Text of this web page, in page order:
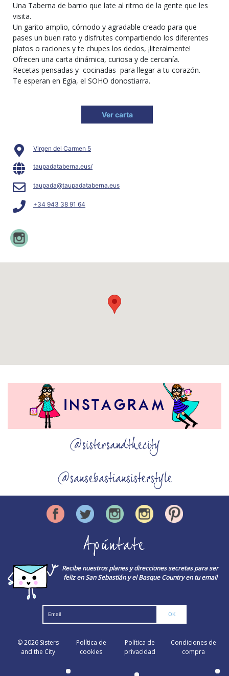
Una Taberna de barrio que late al ritmo de la gente que les
visita.
Un garito amplio, cómodo y agradable creado para que
pases un buen rato y disfrutes compartiendo los diferentes
platos o raciones y te chupes los dedos, ¡literalmente!
Ofrecen una carta dinámica, curiosa y de cercanía.
Recetas pensadas y cocinadas para llegar a tu corazón.
Te esperan en Egia, el SOHO donostiarra.
Ver carta
Virgen del Carmen 5
taupadataberna.eus/
taupada@taupadataberna.eus
+34 943 38 91 64
@sistersandthecity
@sansebastiansisterstyle
Apúntate
Recibe nuestros planes y direcciones secretas para ser
feliz en San Sebastián y el Basque Country en tu email
© 2026 Sisters
and the City
Política de
cookies
Política de
privacidad
Condiciones de
compra